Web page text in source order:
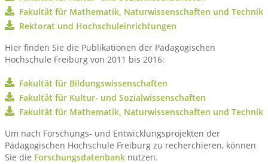
Fakultät für Mathematik, Naturwissenschaften und Technik
Rektorat und Hochschuleinrichtungen
Hier finden Sie die Publikationen der Pädagogischen
Hochschule Freiburg von 2011 bis 2016:
Fakultät für Bildungswissenschaften
Fakultät für Kultur- und Sozialwissenschaften
Fakultät für Mathematik, Naturwissenschaften und Technik
Um nach Forschungs- und Entwicklungsprojekten der
Pädagogischen Hochschule Freiburg zu recherchieren, können
Sie die Forschungsdatenbank nutzen.